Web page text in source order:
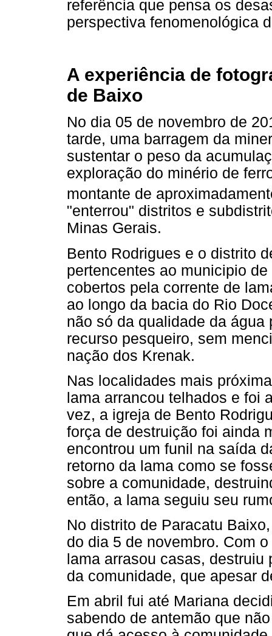
referência que pensa os
perspectiva fenomenológica
A experiência de
de Baixo
No dia 05 de novembro de
tarde, uma barragem da
sustentar o peso da
exploração do minério de
montante de
"enterrou" distritos e
Minas Gerais.
Bento Rodrigues e o distrito
pertencentes ao municipio
cobertos pela corrente de
ao longo da bacia do Rio
não só da qualidade da
recurso pesqueiro, sem
nação dos Krenak.
Nas localidades mais
lama arrancou telhados e foi
vez, a igreja de Bento
força de destruição foi ainda
encontrou um funil na saída
retorno da lama como se
sobre a comunidade,
então, a lama seguiu seu
No distrito de Paracatu
do dia 5 de novembro. Com
lama arrasou casas,
da comunidade, que apesar
Em abril fui até Mariana
sabendo de antemão que